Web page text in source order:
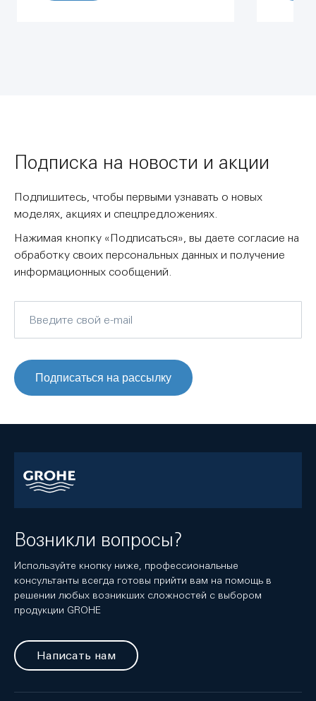
Подписка на новости и акции
Подпишитесь, чтобы первыми узнавать о новых
моделях, акциях и спецпредложениях.
Нажимая кнопку «Подписаться», вы даете согласие на
обработку своих персональных данных и получение
информационных сообщений.
Подписаться на рассылку
Возникли вопросы?
Используйте кнопку ниже, профессиональные
консультанты всегда готовы прийти вам на помощь в
решении любых возникших сложностей с выбором
продукции GROHE
Написать нам